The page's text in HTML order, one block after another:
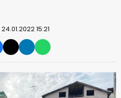
24.01.2022 15:21